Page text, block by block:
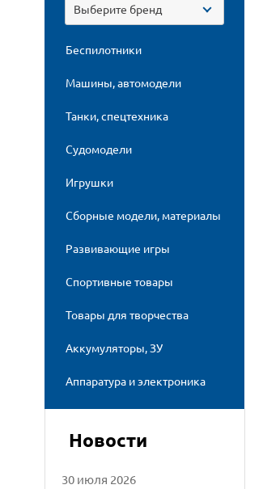
Выберите бренд
Беспилотники
Машины, автомодели
Танки, спецтехника
Судомодели
Игрушки
Сборные модели, материалы
Развивающие игры
Спортивные товары
Товары для творчества
Аккумуляторы, ЗУ
Аппаратура и электроника
Новости
30 июля 2026